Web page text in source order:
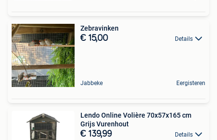
Zebravinken
€ 15,00 Details
Jabbeke Eergisteren
Lendo Online Volière 70x57x165 cm
Grijs Vurenhout
€ 139,99 Details